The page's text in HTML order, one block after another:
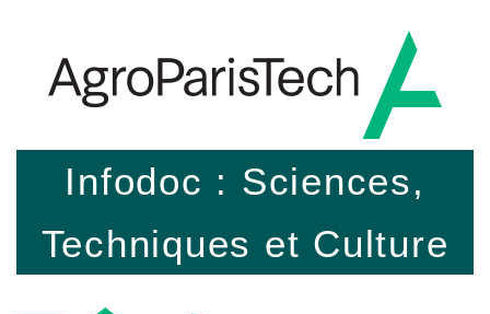
Infodoc : Sciences,
Techniques et Culture